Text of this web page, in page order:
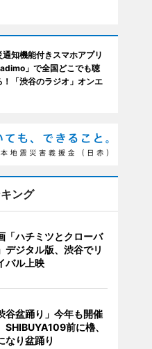
通知機能付きスマホアプリ
」で全国どこでも聴
！「渋谷のラジオ」オンエ
ング
「ハチミツとクローバ
デジタル版、渋谷でリ
バル上映
谷盆踊り」今年も開催
前に櫓、
なり盆踊り